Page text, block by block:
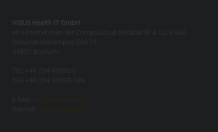
VISUS Health IT GmbH
ein Unternehmen der CompuGroup Medical SE & Co. KGaA
Gesundheitscampus-Süd 15
44801 Bochum
TEL +49 234 93693-0
FAX +49 234 93693-199
E-Mail:
info(at)visus.com
Internet:
www.visus.com